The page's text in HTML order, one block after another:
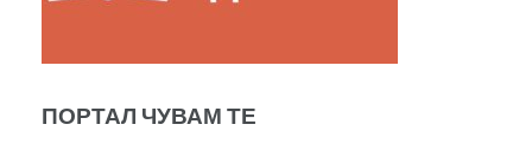
ПОРТАЛ ЧУВАМ ТЕ